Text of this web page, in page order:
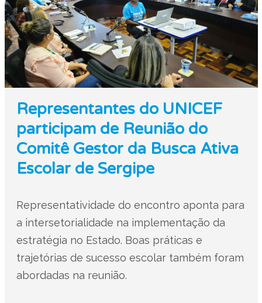
Representantes do UNICEF
participam de Reunião do
Comitê Gestor da Busca Ativa
Escolar de Sergipe
Representatividade do encontro aponta para
a intersetorialidade na implementação da
estratégia no Estado. Boas práticas e
trajetórias de sucesso escolar também foram
abordadas na reunião.